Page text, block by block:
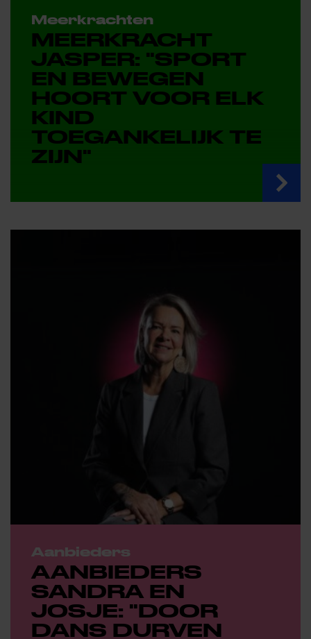
Meerkrachten
MEERKRACHT
JASPER: "SPORT
EN BEWEGEN
HOORT VOOR ELK
KIND
TOEGANKELIJK TE
ZIJN"
Aanbieders
AANBIEDERS
SANDRA EN
JOSJE: "DOOR
DANS DURVEN